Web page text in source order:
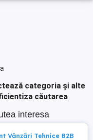
categoria și alte
căutarea
interesa
Vânzări Tehnice B2B